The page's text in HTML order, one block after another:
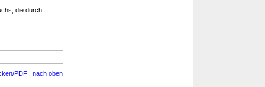
die durch
PDF | nach oben